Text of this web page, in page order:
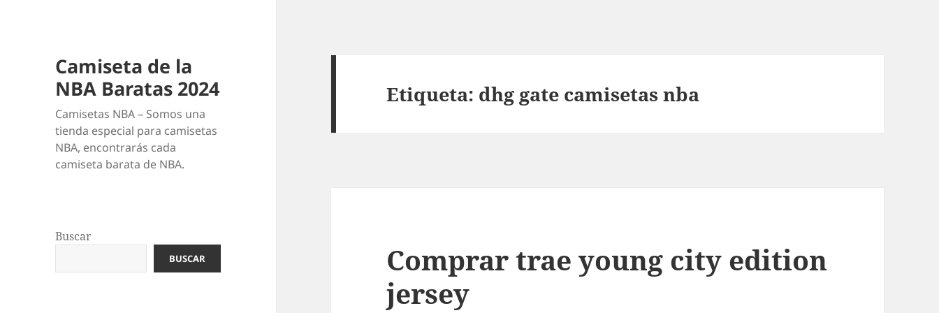
Camiseta de la
NBA Baratas 2024
Camisetas NBA – Somos una
tienda especial para camisetas
NBA, encontrarás cada
camiseta barata de NBA.
Buscar
BUSCAR
Etiqueta: dhg gate camisetas nba
Comprar trae young city edition
jersey